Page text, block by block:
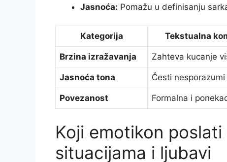
Jasnoća: Pomažu u definisanju
Kategorija Tekstualna
Brzina izražavanja Zahteva kucanje
Jasnoća tona Česti
Povezanost Formalna i
Koji emotikon
situacijama i ljubavi